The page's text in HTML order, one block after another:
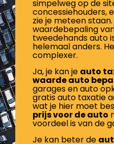
simpelweg op de
concessiehouders,
zie je meteen
waardebepaling
tweedehands auto
helemaal anders.
complexer.
Ja, je kan je auto
waarde auto
garages en auto
gratis auto taxatie
wat je hier moet
prijs voor de auto
voordeel is van de
Je kan beter de